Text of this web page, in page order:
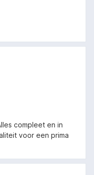
compleet en in
voor een prima